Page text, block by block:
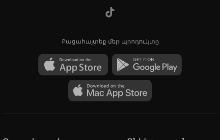
Բացահայտեք մեր պրոդուկտը